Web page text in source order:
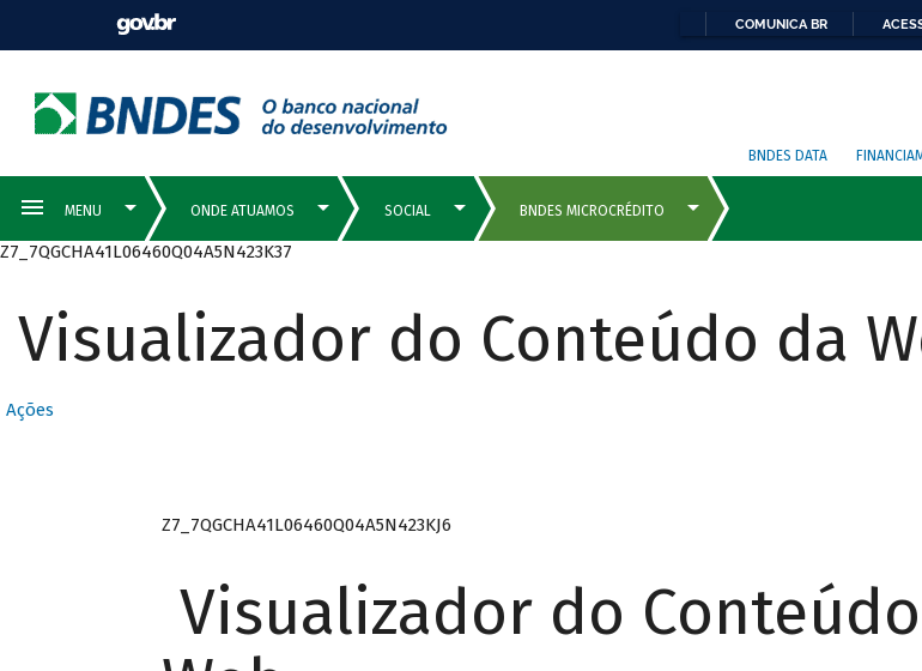
COMUNICA BR
BNDES DATA
Z7_7QGCHA41L06460Q04A5N423K37
Visualizador do Conteúdo da
Ações
Z7_7QGCHA41L06460Q04A5N423KJ6
Visualizador do